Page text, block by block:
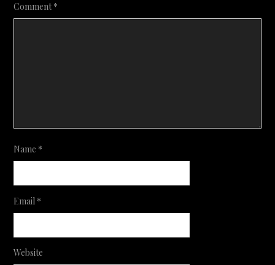
Comment*
Name *
Email *
Website